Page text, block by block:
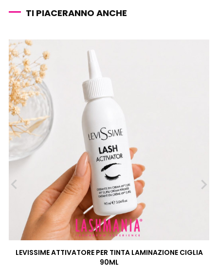
TI PIACERANNO ANCHE
LEVISSIME ATTIVATORE PER TINTA LAMINAZIONE CIGLIA
90ML